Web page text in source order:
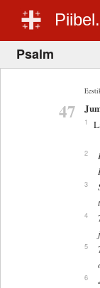
Psalm
47 1
2
3
4
5
6